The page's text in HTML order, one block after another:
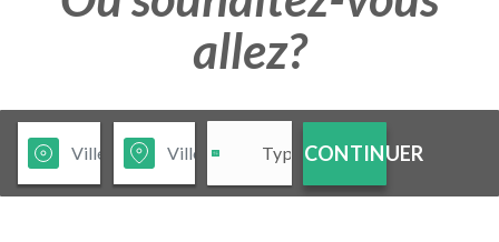
allez?
CONTINUER